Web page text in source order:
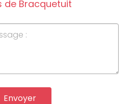
de Bracquetuit
Envoyer